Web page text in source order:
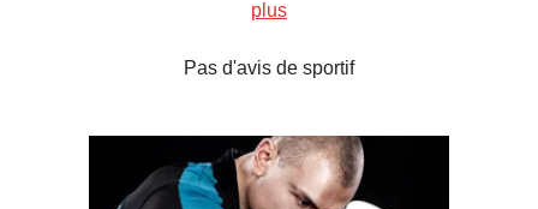
plus
Pas d'avis de sportif